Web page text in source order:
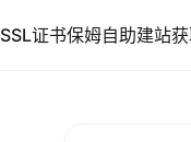
SSL证书保姆自助建站